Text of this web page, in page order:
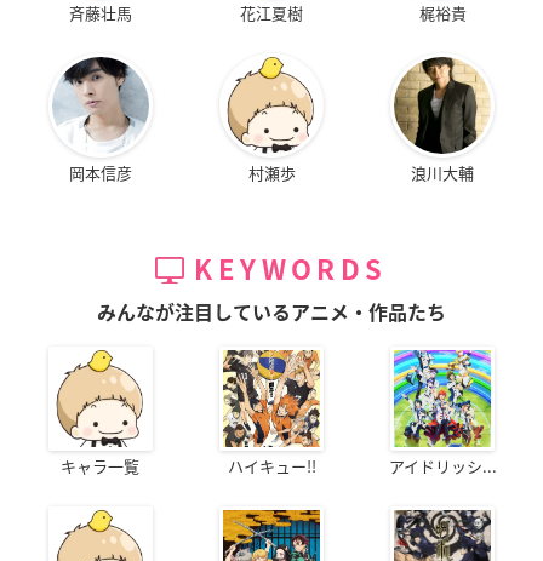
斉藤壮馬 花江夏樹 梶裕貴
岡本信彦 村瀬歩 浪川大輔
KEYWORDS
みんなが注目しているアニメ・作品たち
キャラ一覧 ハイキュー!! アイドリッシ...